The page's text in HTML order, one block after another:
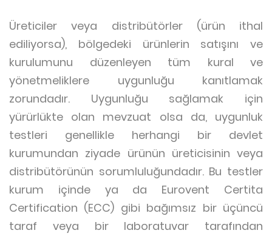
Üreticiler veya distribütörler (ürün ithal
ediliyorsa), bölgedeki ürünlerin satışını ve
kurulumunu düzenleyen tüm kural ve
yönetmeliklere uygunluğu kanıtlamak
zorundadır. Uygunluğu sağlamak için
yürürlükte olan mevzuat olsa da, uygunluk
testleri genellikle herhangi bir devlet
kurumundan ziyade ürünün üreticisinin veya
distribütörünün sorumluluğundadır. Bu testler
kurum içinde ya da Eurovent Certita
Certification (ECC) gibi bağımsız bir üçüncü
taraf veya bir laboratuvar tarafından